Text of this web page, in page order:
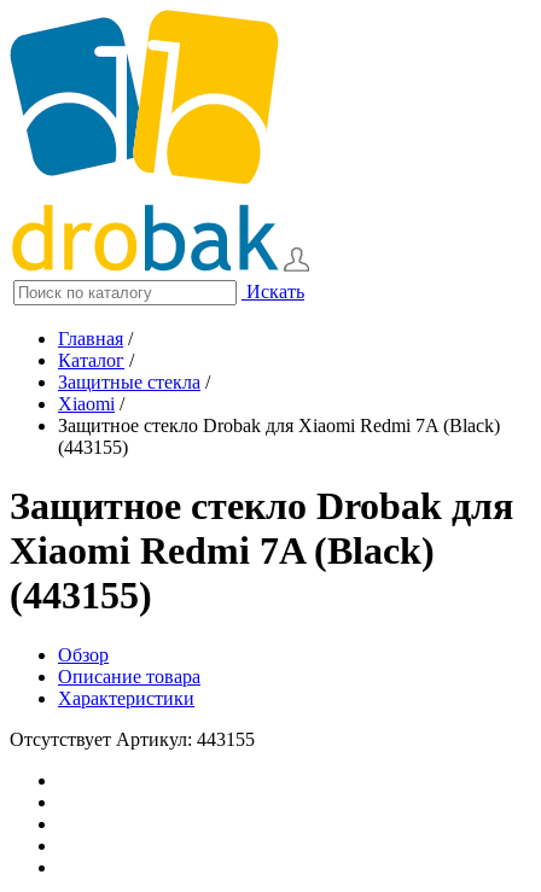
Искать
Главная /
Каталог /
Защитные стекла /
Xiaomi /
Защитное стекло Drobak для Xiaomi Redmi 7A (Black)
(443155)
Защитное стекло Drobak для
Xiaomi Redmi 7A (Black)
(443155)
Обзор
Описание товара
Характеристики
Отсутствует Артикул: 443155